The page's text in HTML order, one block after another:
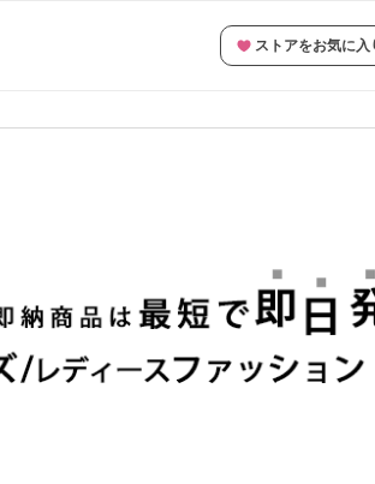
ストアをお気に入